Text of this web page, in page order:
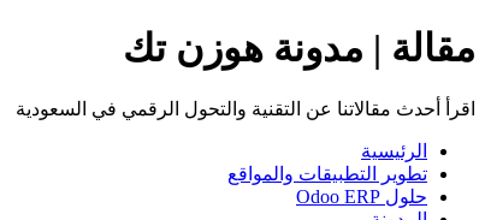
مقالة | مدونة هوزن تك
اقرأ أحدث مقالاتنا عن التقنية والتحول الرقمي في السعودية
الرئيسية
تطوير التطبيقات والمواقع
حلول Odoo ERP